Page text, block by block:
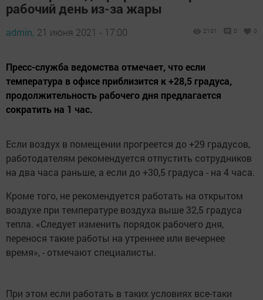
рабочий день из-за жары
admin, 21 июня 2021 - 17:00 2101 0 0
Пресс-служба ведомства отмечает, что если
температура в офисе приблизится к +28,5 градуса,
продолжительность рабочего дня предлагается
сократить на 1 час.
Если воздух в помещении прогреется до +29 градусов,
работодателям рекомендуется отпустить сотрудников
на два часа раньше, а если до +30,5 градуса - на 4 часа.
Кроме того, не рекомендуется работать на открытом
воздухе при температуре воздуха выше 32,5 градуса
тепла. «Следует изменить порядок рабочего дня,
перенося такие работы на утреннее или вечернее
время», - отмечают специалисты.
При этом если работать в таких условиях все-таки